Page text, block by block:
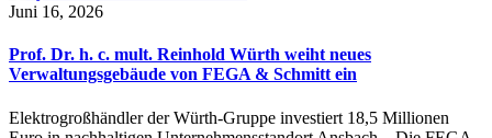
Juni 16, 2026
Prof. Dr. h. c. mult. Reinhold Würth weiht neues
Verwaltungsgebäude von FEGA & Schmitt ein
Elektrogroßhändler der Würth-Gruppe investiert 18,5 Millionen